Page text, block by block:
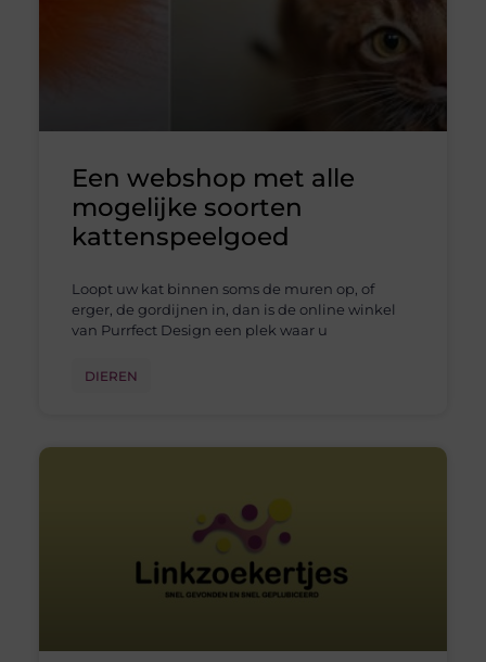
Een webshop met alle
mogelijke soorten
kattenspeelgoed
Loopt uw kat binnen soms de muren op, of
erger, de gordijnen in, dan is de online winkel
van Purrfect Design een plek waar u
DIEREN